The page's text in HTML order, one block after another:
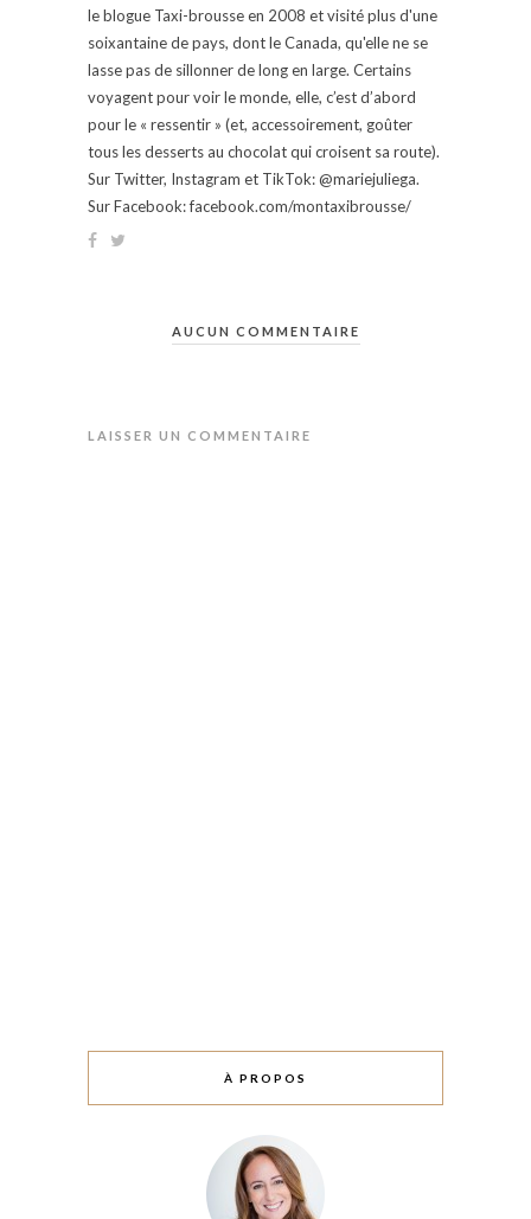
le blogue Taxi-brousse en 2008 et visité plus d'une
soixantaine de pays, dont le Canada, qu'elle ne se
lasse pas de sillonner de long en large. Certains
voyagent pour voir le monde, elle, c’est d’abord
pour le « ressentir » (et, accessoirement, goûter
tous les desserts au chocolat qui croisent sa route).
Sur Twitter, Instagram et TikTok: @mariejuliega.
Sur Facebook: facebook.com/montaxibrousse/
AUCUN COMMENTAIRE
LAISSER UN COMMENTAIRE
À PROPOS